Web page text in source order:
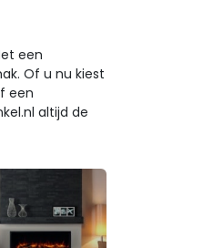
een
Of u nu kiest
een
altijd de